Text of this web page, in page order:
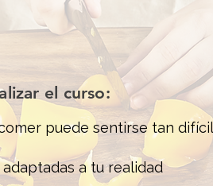
el curso:
puede sentirse tan difícil
adaptadas a tu realidad